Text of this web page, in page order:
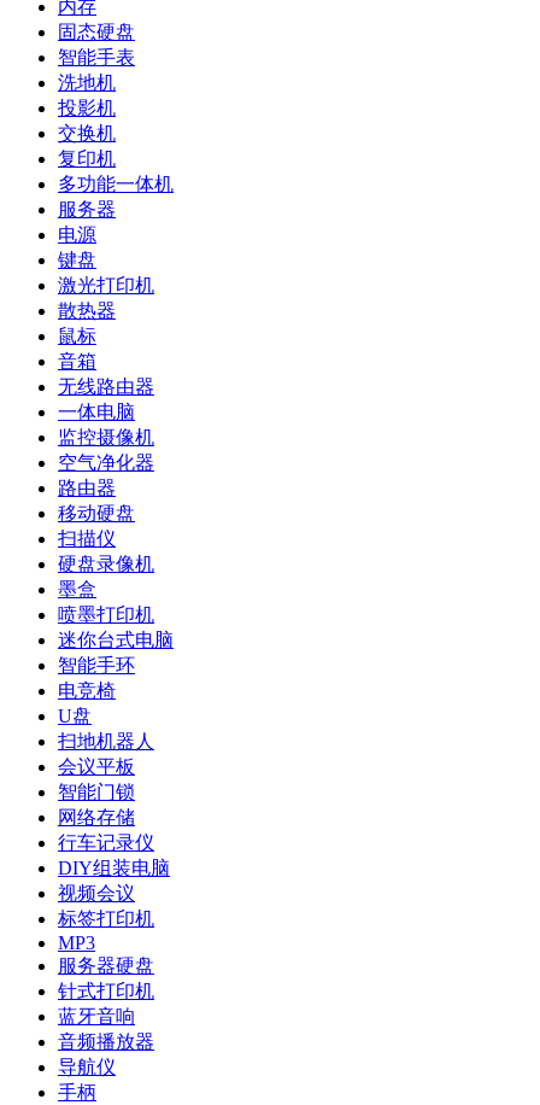
内存
固态硬盘
智能手表
洗地机
投影机
交换机
复印机
多功能一体机
服务器
电源
键盘
激光打印机
散热器
鼠标
音箱
无线路由器
一体电脑
监控摄像机
空气净化器
路由器
移动硬盘
扫描仪
硬盘录像机
墨盒
喷墨打印机
迷你台式电脑
智能手环
电竞椅
U盘
扫地机器人
会议平板
智能门锁
网络存储
行车记录仪
DIY组装电脑
视频会议
标签打印机
MP3
服务器硬盘
针式打印机
蓝牙音响
音频播放器
导航仪
手柄